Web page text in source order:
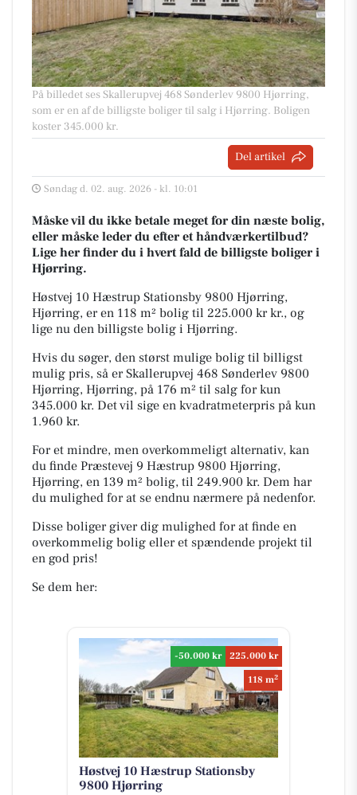
På billedet ses Skallerupvej 468 Sønderlev 9800 Hjørring,
som er en af de billigste boliger til salg i Hjørring. Boligen
koster 345.000 kr.
Del artikel
Søndag d. 02. aug. 2026 - kl. 10:01
Måske vil du ikke betale meget for din næste bolig,
eller måske leder du efter et håndværkertilbud?
Lige her finder du i hvert fald de billigste boliger i
Hjørring.
Høstvej 10 Hæstrup Stationsby 9800 Hjørring,
Hjørring, er en 118 m² bolig til 225.000 kr kr., og
lige nu den billigste bolig i Hjørring.
Hvis du søger, den størst mulige bolig til billigst
mulig pris, så er Skallerupvej 468 Sønderlev 9800
Hjørring, Hjørring, på 176 m² til salg for kun
345.000 kr. Det vil sige en kvadratmeterpris på kun
1.960 kr.
For et mindre, men overkommeligt alternativ, kan
du finde Præstevej 9 Hæstrup 9800 Hjørring,
Hjørring, en 139 m² bolig, til 249.900 kr. Dem har
du mulighed for at se endnu nærmere på nedenfor.
Disse boliger giver dig mulighed for at finde en
overkommelig bolig eller et spændende projekt til
en god pris!
Se dem her:
-50.000 kr
225.000 kr
118 m2
Høstvej 10 Hæstrup Stationsby
9800 Hjørring